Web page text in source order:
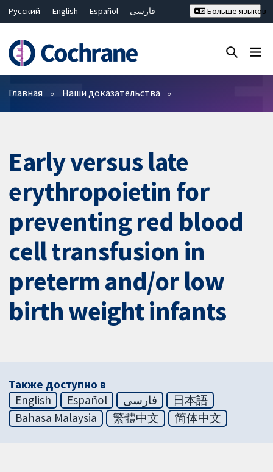
Русский English Español
فارسی
Bahasa Malaysia
ไทย
繁體中文
简体中文
Больше языков
Фильтры
Главная Наши доказательства
Early versus late
erythropoietin for
preventing red blood
cell transfusion in
preterm and/or low
birth weight infants
Также доступно в
English
Español فارسی
日本語
Bahasa Malaysia
繁體中文 简体中文